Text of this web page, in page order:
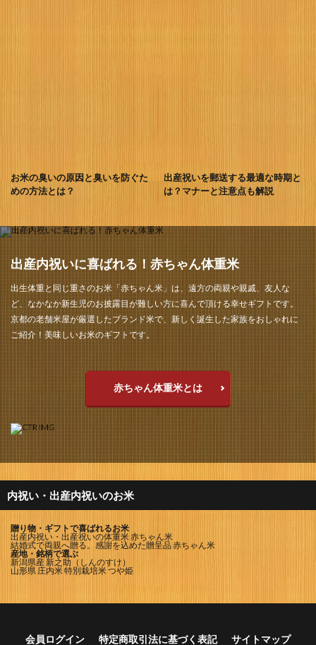
お米の臭いの原因と臭いを防ぐた
めの方法とは？
出産祝いを郵送する最適な時期と
は？マナーと注意点も解説
出産内祝いに喜ばれる！赤ちゃん体重米
出生体重と同じ重さのお米「赤ちゃん米」は、遠方の両親や親戚、友人な
ど、なかなか新生児のお披露目が難しい方に喜んで頂ける幸せギフトです。
京都の老舗米屋が厳選したブランド米で、新しく誕生した家族をおしゃれに
ご紹介！美味しいお米のギフトです。
赤ちゃん体重米とは
内祝い・出産内祝いのお米
贈り物・ギフトで喜ばれるお米
出産内祝い・出産祝いの体重米 赤ちゃん米
結婚式で両親へ贈る。感謝を込めた贈呈品 赤ちゃん米
産地・銘柄で選ぶ
新潟県産 新之助（しんのすけ）
山形県 庄内米 特別栽培米 つや姫
会員ログイン 特定商取引法に基づく表記 サイトマップ